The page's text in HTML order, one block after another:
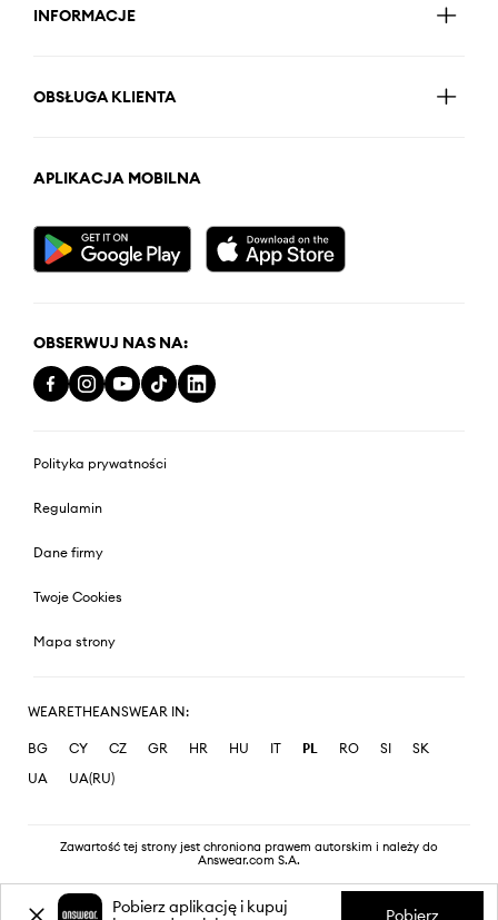
INFORMACJE
OBSŁUGA KLIENTA
APLIKACJA MOBILNA
OBSERWUJ NAS NA:
Polityka prywatności
Regulamin
Dane firmy
Twoje Cookies
Mapa strony
WEARETHEANSWEAR IN:
BG CY CZ GR HR HU IT PL RO SI
SK
UA
UA(RU)
Zawartość tej strony jest chroniona prawem autorskim i należy do
Answear.com S.A.
Pobierz aplikację i kupuj
Pobierz